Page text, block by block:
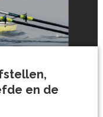
en de